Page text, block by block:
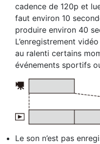
cadence de 120p et
faut environ 10
produire environ 40
L’enregistrement
au ralenti certains
événements sportifs
Le son n’est pas